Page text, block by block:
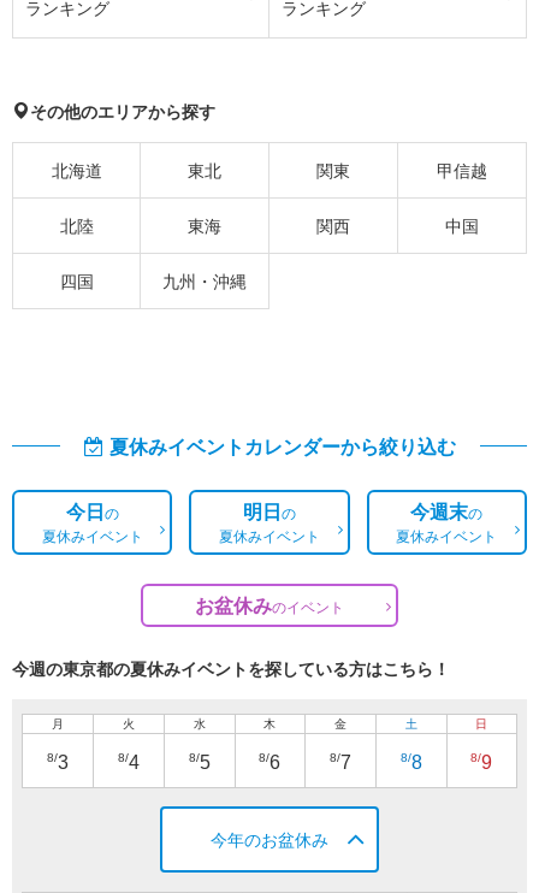
ランキング
ランキング
その他のエリアから探す
北海道 東北 関東 甲信越
北陸 東海 関西 中国
四国 九州・沖縄
夏休みイベントカレンダーから絞り込む
今日の
夏休みイベント
明日の
夏休みイベント
今週末の
夏休みイベント
お盆休みのイベント
今週の東京都の夏休みイベントを探している方はこちら！
月
8/3
火
8/4
水
8/5
木
8/6
金
8/7
土
8/8
日
8/9
今年のお盆休み